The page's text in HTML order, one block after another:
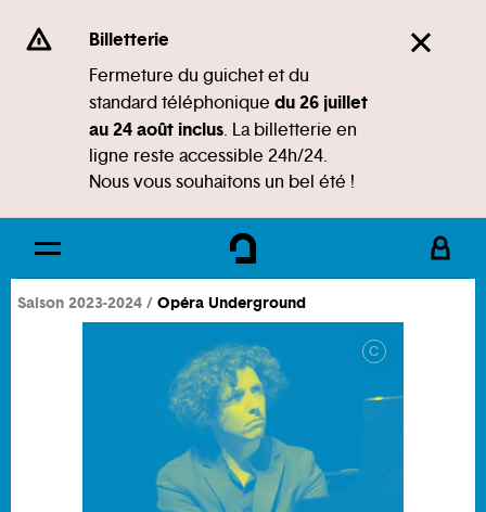
Se rendre au
Contenu principal
Pied de page
Billetterie
Fermeture du guichet et du
standard téléphonique du 26 juillet
au 24 août inclus. La billetterie en
ligne reste accessible 24h/24.
Nous vous souhaitons un bel été !
Saison 2023-2024 Opéra Underground
C